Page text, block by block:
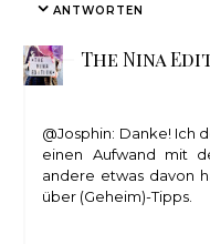
ANTWORTEN
The Nina
@Josphin: Danke! Ich
einen Aufwand mit
andere etwas davon
über (Geheim)-Tipps.